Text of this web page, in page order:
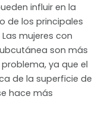
influir en la
de los principales
mujeres con
son más
ya que el
de la superficie de
hace más